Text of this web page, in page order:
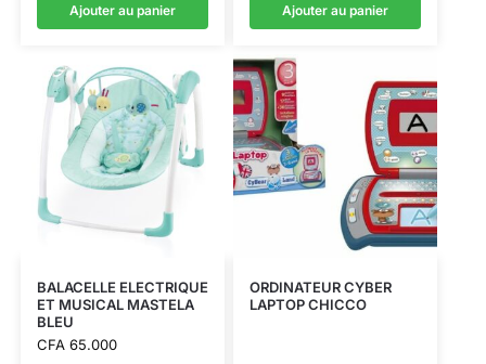
Ajouter au panier Ajouter au panier
BALACELLE ELECTRIQUE
ET MUSICAL MASTELA
BLEU
CFA65.000
ORDINATEUR CYBER
LAPTOP CHICCO